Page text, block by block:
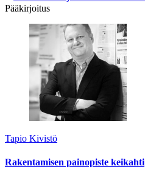
Pääkirjoitus
Tapio Kivistö
Rakentamisen painopiste keikahti